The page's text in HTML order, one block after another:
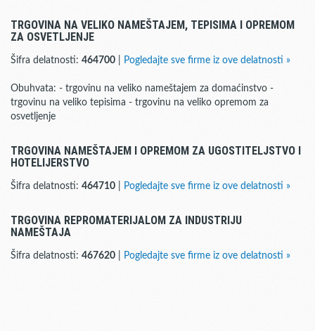
TRGOVINA NA VELIKO NAMEŠTAJEM, TEPISIMA I OPREMOM
ZA OSVETLJENJE
Šifra delatnosti: 464700 Pogledajte sve firme iz ove delatnosti »
Obuhvata: - trgovinu na veliko nameštajem za domaćinstvo -
trgovinu na veliko tepisima - trgovinu na veliko opremom za
osvetljenje
TRGOVINA NAMEŠTAJEM I OPREMOM ZA UGOSTITELJSTVO I
HOTELIJERSTVO
Šifra delatnosti: 464710 Pogledajte sve firme iz ove delatnosti »
TRGOVINA REPROMATERIJALOM ZA INDUSTRIJU
NAMEŠTAJA
Šifra delatnosti: 467620 Pogledajte sve firme iz ove delatnosti »